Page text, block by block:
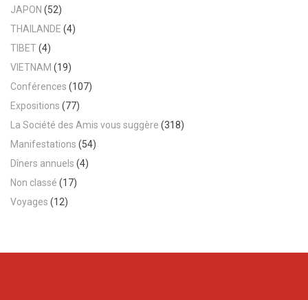
JAPON (52)
THAILANDE (4)
TIBET(4)
VIETNAM (19)
Conférences (107)
Expositions (77)
La Société des Amis vous suggère (318)
Manifestations (54)
Dîners annuels (4)
Non classé (17)
Voyages (12)